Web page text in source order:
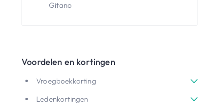
Gitano
Voordelen en kortingen
Vroegboekkorting
Ledenkortingen